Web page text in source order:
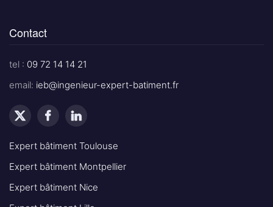
Contact
tel : 09 72 14 14 21
email: ieb@ingenieur-expert-batiment.fr
Expert bâtiment Toulouse
Expert bâtiment Montpellier
Expert bâtiment Nice